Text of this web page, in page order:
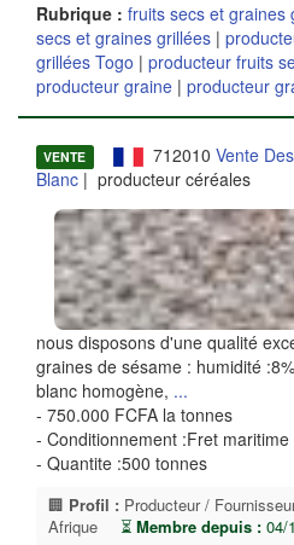
Rubrique : fruits secs et graines
secs et graines grillées |
grillées Togo | producteur fruits
producteur graine | producteur
VENTE 712010 Vente
Blanc | producteur céréales
nous disposons d'une qualité
graines de sésame : humidité
blanc homogène, ...
- 750.000 FCFA la tonnes
- Conditionnement :Fret
- Quantite :500 tonnes
🏢 Profil : Producteur /
Afrique
⏳ Membre depuis : 04/